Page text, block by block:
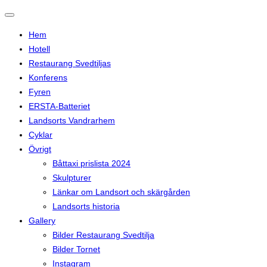
Slå
navigering
Hem
Hotell
Restaurang Svedtiljas
Konferens
Fyren
ERSTA-Batteriet
Landsorts Vandrarhem
Cyklar
Övrigt
Båttaxi prislista 2024
Skulpturer
Länkar om Landsort och skärgården
Landsorts historia
Gallery
Bilder Restaurang Svedtilja
Bilder Tornet
Instagram